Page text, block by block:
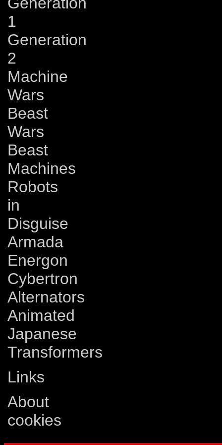
1
Generation
2
Machine
Wars
Beast
Wars
Beast
Machines
Robots
in
Disguise
Armada
Energon
Cybertron
Alternators
Animated
Japanese
Transformers
Links
About
cookies